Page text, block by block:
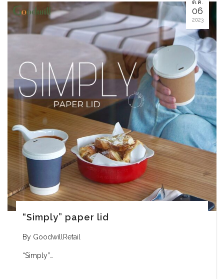
ต.ค.
06
2023
“Simply” paper lid
By GoodwillRetail
“Simply”…